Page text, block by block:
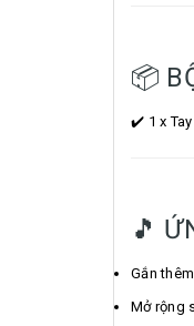
📦
✔️ 1 x Tay
🎵
Gắn
Mở rộng